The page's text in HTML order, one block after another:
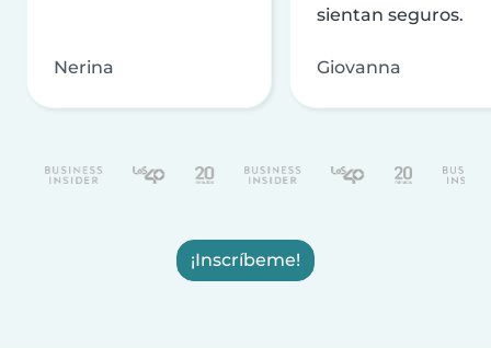
Nerina
sientan seguros.
Giovanna
¡Inscríbeme!